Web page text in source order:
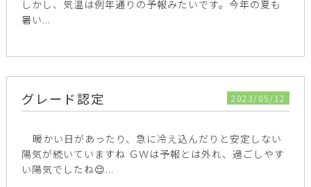
しかし、気温は例年通りの予報みたいです。今年の夏も
暑い...
グレード認定 2023/05/12
暖かい日があったり、急に冷え込んだりと安定しない
陽気が続いていますね ＧＷは予報とは外れ、過ごしやす
い陽気でしたね😌...